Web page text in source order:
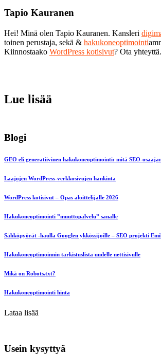
Tapio Kauranen
Hei! Minä olen Tapio Kauranen. Kansleri
toinen perustaja, sekä & hakukoneoptimointi
Kiinnostaako WordPress kotisivut? Ota yhteyttä.
Lue lisää
Blogi
GEO eli generatiivinen hakukoneoptimointi: mitä SEO-
Laajojen WordPress-verkkosivujen hankinta
WordPress kotisivut – Opas aloittelijalle 2026
Hakukoneoptimointi ”muuttopalvelu” sanalle
Sähköpyörät -haulla Googlen ykkössijoille – SEO projekti
Hakukoneoptimoinnin tarkistuslista uudelle nettisivulle
Mikä on Robots.txt?
Hakukoneoptimointi hinta
Lataa lisää
Usein kysyttyä